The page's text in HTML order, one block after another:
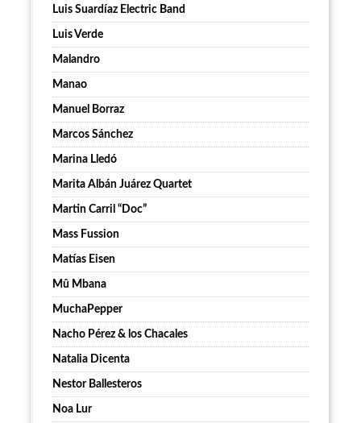
Luis Suardíaz Electric Band
Luis Verde
Malandro
Manao
Manuel Borraz
Marcos Sánchez
Marina Lledó
Marita Albán Juárez Quartet
Martin Carril “Doc”
Mass Fussion
Matías Eisen
Mû Mbana
MuchaPepper
Nacho Pérez & los Chacales
Natalia Dicenta
Nestor Ballesteros
Noa Lur